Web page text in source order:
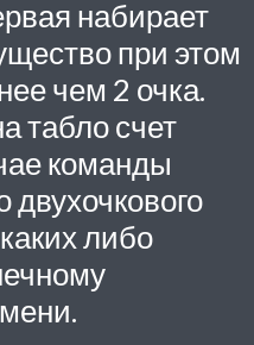
набирает
при этом
чем 2 очка.
табло счет
команды
двухочкового
либо